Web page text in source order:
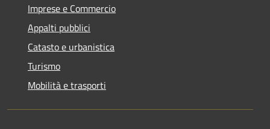
Imprese e Commercio
Appalti pubblici
Catasto e urbanistica
Turismo
Mobilità e trasporti